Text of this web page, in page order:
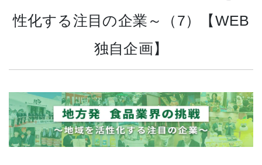
性化する注目の企業～（7）【WEB
独自企画】